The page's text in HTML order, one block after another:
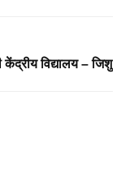
विद्यालय – जिशु